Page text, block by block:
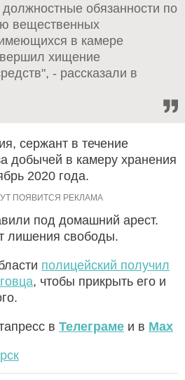
обязанности по
вещественных
имеющихся в камере
хищение
- рассказали в
сержант в течение
добычей в камеру хранения
2020 года.
под домашний арест.
лишения свободы.
полицейский получил
, чтобы прикрыть его и
в Телеграме и в Max